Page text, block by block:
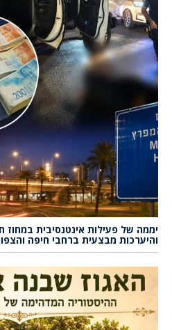
יממה של פעילות אינטנסיבית
והיערכות מבצעית ברחבי חיפה